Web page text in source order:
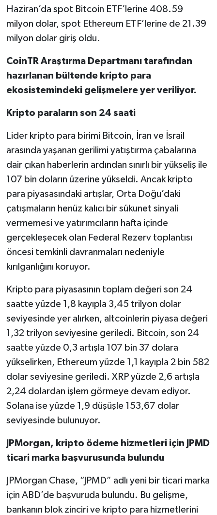
Haziran’da spot Bitcoin ETF’lerine 408.59
milyon dolar, spot Ethereum ETF’lerine de 21.39
milyon dolar giriş oldu.
CoinTR Araştırma Departmanı tarafından
hazırlanan bültende kripto para
ekosistemindeki gelişmelere yer veriliyor.
Kripto paraların son 24 saati
Lider kripto para birimi Bitcoin, İran ve İsrail
arasında yaşanan gerilimi yatıştırma çabalarına
dair çıkan haberlerin ardından sınırlı bir yükseliş ile
107 bin doların üzerine yükseldi. Ancak kripto
para piyasasındaki artışlar, Orta Doğu’daki
çatışmaların henüz kalıcı bir sükunet sinyali
vermemesi ve yatırımcıların hafta içinde
gerçekleşecek olan Federal Rezerv toplantısı
öncesi temkinli davranmaları nedeniyle
kırılganlığını koruyor.
Kripto para piyasasının toplam değeri son 24
saatte yüzde 1,8 kayıpla 3,45 trilyon dolar
seviyesinde yer alırken, altcoinlerin piyasa değeri
1,32 trilyon seviyesine geriledi. Bitcoin, son 24
saatte yüzde 0,3 artışla 107 bin 37 dolara
yükselirken, Ethereum yüzde 1,1 kayıpla 2 bin 582
dolar seviyesine geriledi. XRP yüzde 2,6 artışla
2,24 dolardan işlem görmeye devam ediyor.
Solana ise yüzde 1,9 düşüşle 153,67 dolar
seviyesinde bulunuyor.
JPMorgan, kripto ödeme hizmetleri için JPMD
ticari marka başvurusunda bulundu
JPMorgan Chase, “JPMD” adlı yeni bir ticari marka
için ABD’de başvuruda bulundu. Bu gelişme,
bankanın blok zinciri ve kripto para hizmetlerini